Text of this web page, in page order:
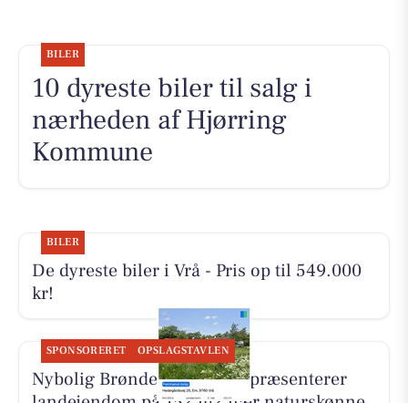
BILER
10 dyreste biler til salg i
nærheden af Hjørring
Kommune
BILER
De dyreste biler i Vrå - Pris op til 549.000
kr!
SPONSORERET OPSLAGSTAVLEN
Nybolig Brønderslev & Vrå præsenterer